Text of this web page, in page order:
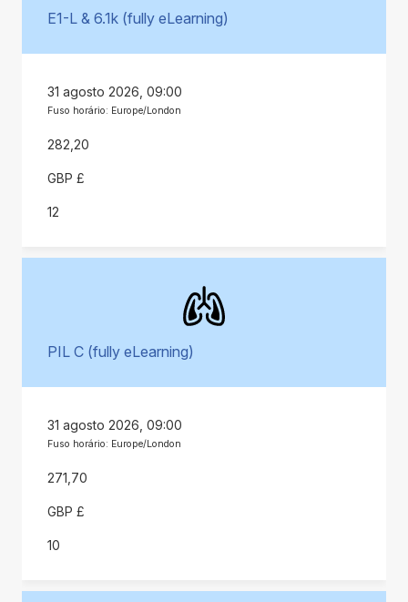
E1-L & 6.1k (fully eLearning)
31 agosto 2026, 09:00
Fuso horário: Europe/London
282,20
GBP £
12
PIL C (fully eLearning)
31 agosto 2026, 09:00
Fuso horário: Europe/London
271,70
GBP £
10